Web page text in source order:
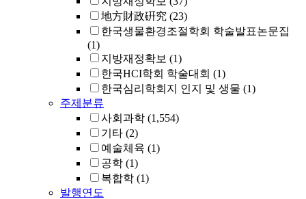
地方財政硏究 (23)
한국생물환경조절학회 학술발표논문집
(1)
지방재정확보 (1)
한국HCI학회 학술대회 (1)
한국심리학회지 인지 및 생물 (1)
주제분류
사회과학 (1,554)
기타 (2)
예술체육 (1)
공학 (1)
복합학 (1)
발행연도